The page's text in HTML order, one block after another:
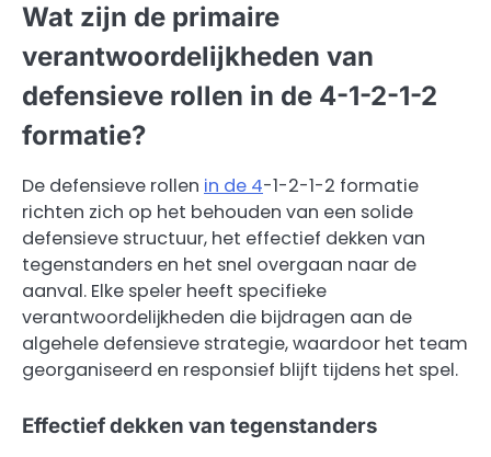
Wat zijn de primaire
verantwoordelijkheden van
defensieve rollen in de 4-1-2-1-2
formatie?
De defensieve rollen in de 4-1-2-1-2 formatie
richten zich op het behouden van een solide
defensieve structuur, het effectief dekken van
tegenstanders en het snel overgaan naar de
aanval. Elke speler heeft specifieke
verantwoordelijkheden die bijdragen aan de
algehele defensieve strategie, waardoor het team
georganiseerd en responsief blijft tijdens het spel.
Effectief dekken van tegenstanders